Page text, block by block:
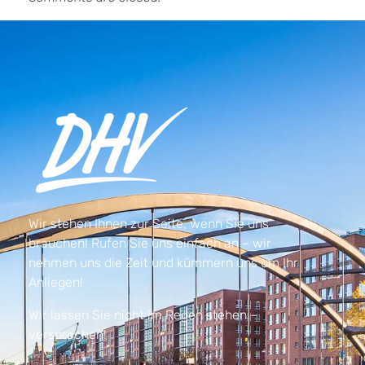
Wir stehen Ihnen zur Seite, wenn Sie uns
brauchen! Rufen Sie uns einfach an – wir
nehmen uns die Zeit und kümmern uns um Ihr
Anliegen!
Wir lassen Sie nicht im Regen stehen –
versprochen!